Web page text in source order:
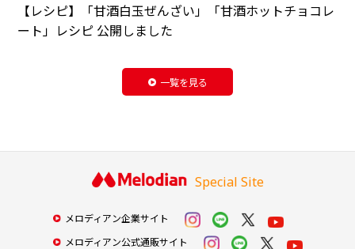
【レシピ】「甘酒白玉ぜんざい」「甘酒ホットチョコレ
ート」レシピ 公開しました
一覧を見る
Special Site
メロディアン企業サイト
メロディアン公式通販サイト